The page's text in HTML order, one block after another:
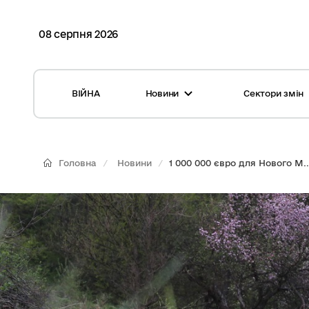
08 серпня 2026
ВІЙНА Новини
Глосарій
Календар подій
Репортажі з громад
Фотогалерея
Хмара тегів
Сектори змін
Медицина
ЦНАП
Безпека
Управління відходами
Головна Новини 1 000 000 євро для Нового